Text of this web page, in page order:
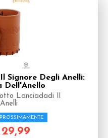
Signore Degli Anelli:
Dell'Anello
Lanciadadi Il
PROSSIMAMENTE
29,99